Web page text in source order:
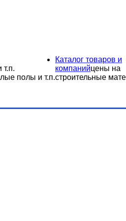
т.п.
полы и т.п.
Каталог товаров и
компанийцены на
строительные